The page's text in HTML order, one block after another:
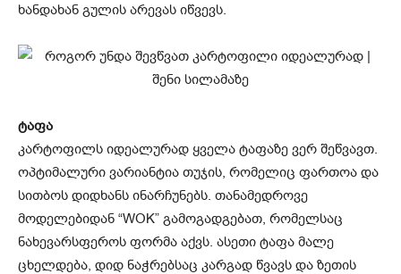
ხანდახან გულის არევას იწვევს.
ტაფა
კარტოფილს იდეალურად ყველა ტაფაზე ვერ შეწვავთ.
ოპტიმალური ვარიანტია თუჯის, რომელიც ფართოა და
სითბოს დიდხანს ინარჩუნებს. თანამედროვე
მოდელებიდან “WOK” გამოგადგებათ, რომელსაც
ნახევარსფეროს ფორმა აქვს. ასეთი ტაფა მალე
ცხელდება, დიდ ნაჭრებსაც კარგად წვავს და ზეთის